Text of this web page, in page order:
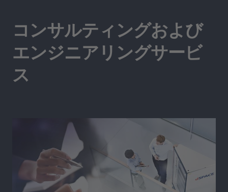
コンサルティングおよび
エンジニアリングサービ
ス